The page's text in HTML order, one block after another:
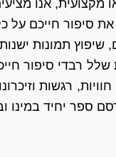
מקצועית, אנו
סיפור חייכם
תמונות
רבדי סיפור
רגשות
ספר יחיד במינו